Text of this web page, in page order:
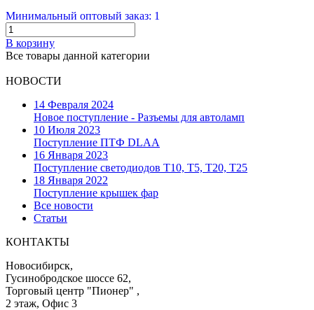
Минимальный оптовый заказ: 1
В корзину
Все товары данной категории
НОВОСТИ
14 Февраля 2024
Новое поступление - Разъемы для автоламп
10 Июля 2023
Поступление ПТФ DLAA
16 Января 2023
Поступление светодиодов T10, T5, T20, T25
18 Января 2022
Поступление крышек фар
Все новости
Статьи
КОНТАКТЫ
Новосибирск,
Гусинобродское шоссе 62,
Торговый центр "Пионер" ,
2 этаж, Офис 3